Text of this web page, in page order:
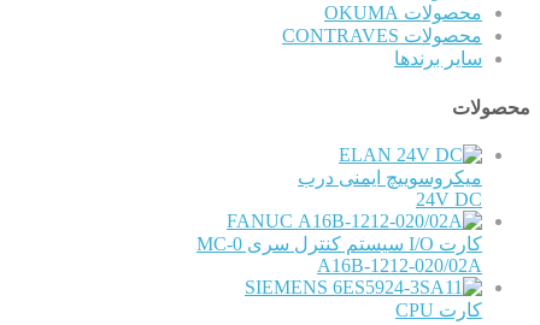
محصولات OKUMA
محصولات CONTRAVES
سایر برندها
محصولات
ELAN
میکروسوییچ ایمنی درب
24V DC
FANUC
کارت I/O سیستم کنترل سری 0-MC
A16B-1212-020/02A
SIEMENS
کارت CPU